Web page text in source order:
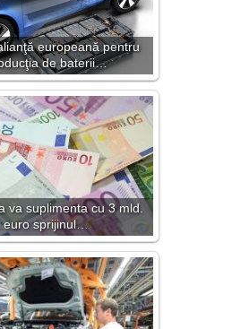
europeană pentru
de baterii…
va suplimenta cu 3 mld.
euro sprijinul…